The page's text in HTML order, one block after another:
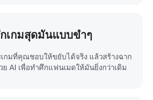
เกมสุดมันแบบขำๆ
กมที่คุณชอบให้ขยับได้จริง แล้วสร้างฉาก
ย AI เพื่อทำศึกแฟนเมดให้มันยิ่งกว่าเดิม